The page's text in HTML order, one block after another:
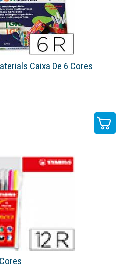
Caixa De 6 Cores